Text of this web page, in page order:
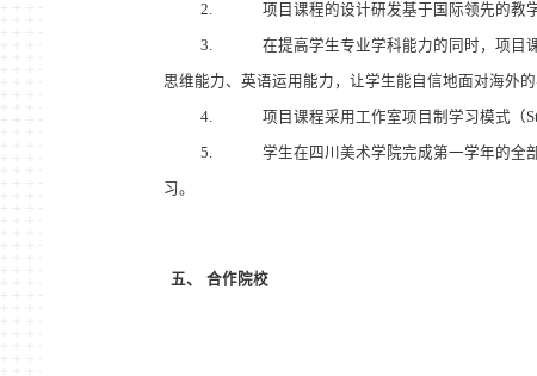
2. 项目课程的设计研发基于国际领先的教
3. 在提高学生专业学科能力的同时，项目
思维能力、英语运用能力，让学生能自信地面对海外的
4. 项目课程采用工作室项目制学习模式（
5. 学生在四川美术学院完成第一学年的全
习。
五、 合作院校